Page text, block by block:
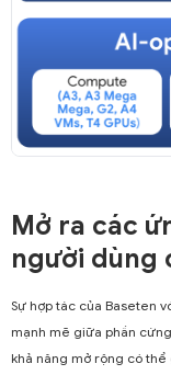
Mở ra các
người dùng
Sự hợp tác của Baseten
mạnh mẽ giữa phần
khả năng mở rộng có